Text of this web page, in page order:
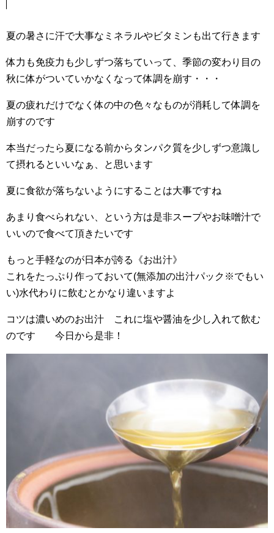
夏の暑さに汗で大事なミネラルやビタミンも出て行きます
体力も免疫力も少しずつ落ちていって、季節の変わり目の
秋に体がついていかなくなって体調を崩す・・・
夏の疲れだけでなく体の中の色々なものが消耗して体調を
崩すのです
本当だったら夏になる前からタンパク質を少しずつ意識し
て摂れるといいなぁ、と思います
夏に食欲が落ちないようにすることは大事ですね
あまり食べられない、という方は是非スープやお味噌汁で
いいので食べて頂きたいです
もっと手軽なのが日本が誇る《お出汁》
これをたっぷり作っておいて(無添加の出汁パック※でもい
い)水代わりに飲むとかなり違いますよ
コツは濃いめのお出汁 これに塩や醤油を少し入れて飲む
のです 今日から是非！